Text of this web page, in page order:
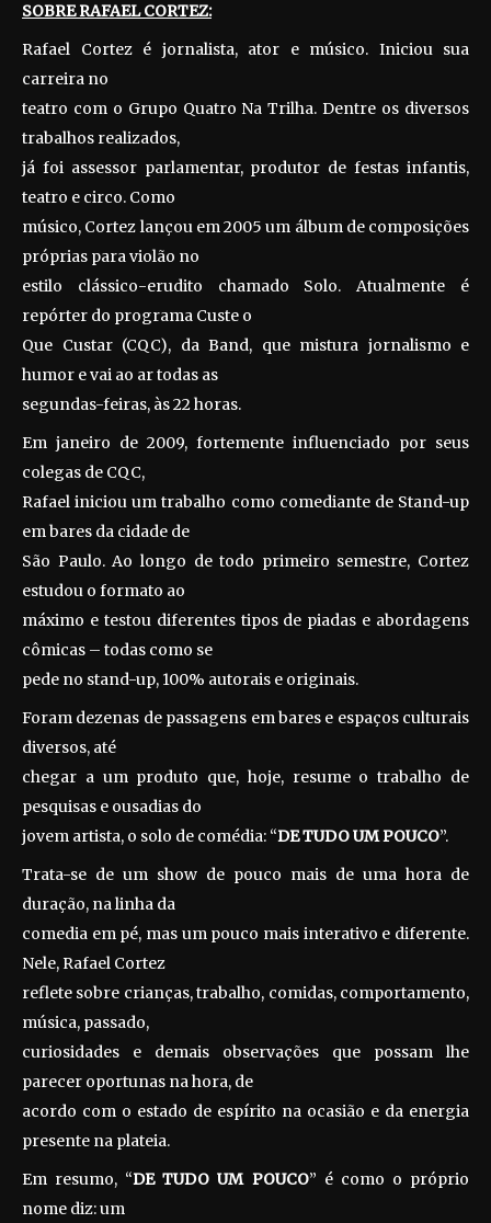
SOBRE RAFAEL CORTEZ:
Rafael Cortez é jornalista, ator e músico. Iniciou sua
carreira no
teatro com o Grupo Quatro Na Trilha. Dentre os diversos
trabalhos realizados,
já foi assessor parlamentar, produtor de festas infantis,
teatro e circo. Como
músico, Cortez lançou em 2005 um álbum de composições
próprias para violão no
estilo clássico-erudito chamado Solo. Atualmente é
repórter do programa Custe o
Que Custar (CQC), da Band, que mistura jornalismo e
humor e vai ao ar todas as
segundas-feiras, às 22 horas.
Em janeiro de 2009, fortemente influenciado por seus
colegas de CQC,
Rafael iniciou um trabalho como comediante de Stand-up
em bares da cidade de
São Paulo. Ao longo de todo primeiro semestre, Cortez
estudou o formato ao
máximo e testou diferentes tipos de piadas e abordagens
cômicas – todas como se
pede no stand-up, 100% autorais e originais.
Foram dezenas de passagens em bares e espaços culturais
diversos, até
chegar a um produto que, hoje, resume o trabalho de
pesquisas e ousadias do
jovem artista, o solo de comédia: “DE TUDO UM POUCO”.
Trata-se de um show de pouco mais de uma hora de
duração, na linha da
comedia em pé, mas um pouco mais interativo e diferente.
Nele, Rafael Cortez
reflete sobre crianças, trabalho, comidas, comportamento,
música, passado,
curiosidades e demais observações que possam lhe
parecer oportunas na hora, de
acordo com o estado de espírito na ocasião e da energia
presente na plateia.
Em resumo, “DE TUDO UM POUCO” é como o próprio
nome diz: um